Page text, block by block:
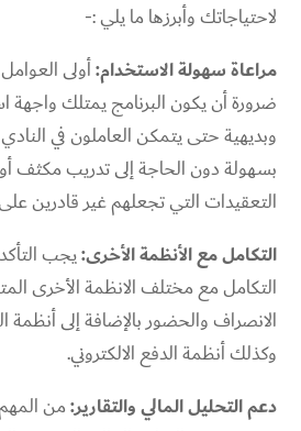
لاحتياجاتك وأبرزها ما يلي :-
مراعاة سهولة الاستخدام:أولى
ضرورة أن يكون البرنامج يمتلك واجهة
وبديهية حتى يتمكن العاملون في
بسهولة دون الحاجة إلى تدريب مكثف
التعقيدات التي تجعلهم غير قادرين
التكامل مع الأنظمة الأخرى:يجب
التكامل مع مختلف الانظمة الأخرى
الانصراف والحضور بالإضافة إلى أنظمة
وكذلك أنظمة الدفع الالكتروني.
دعم التحليل المالي والتقارير:من